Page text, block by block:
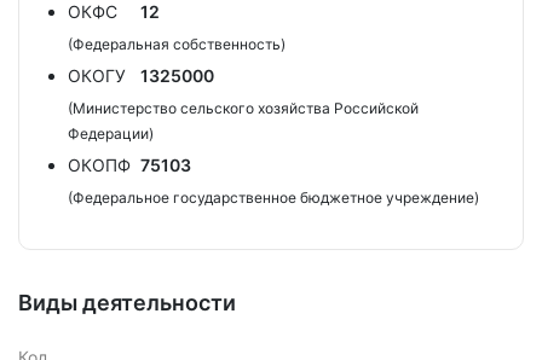
ОКФС 12
(Федеральная собственность)
ОКОГУ 1325000
(Министерство сельского хозяйства Российской
Федерации)
ОКОПФ 75103
(Федеральное государственное бюджетное учреждение)
Виды деятельности